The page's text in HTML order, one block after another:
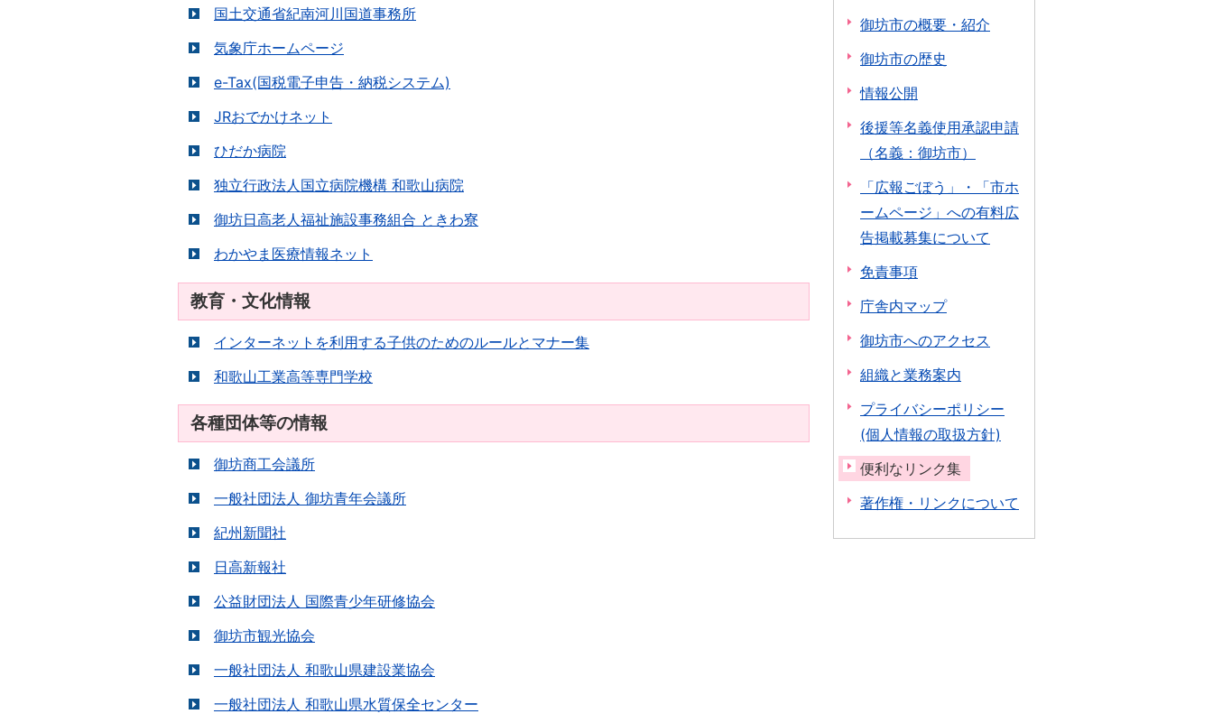
国土交通省紀南河川国道事務所
気象庁ホームページ
e-Tax(国税電子申告・納税システム)
JRおでかけネット
ひだか病院
独立行政法人国立病院機構 和歌山病院
御坊日高老人福祉施設事務組合 ときわ寮
わかやま医療情報ネット
教育・文化情報
インターネットを利用する子供のためのルールとマナー集
和歌山工業高等専門学校
各種団体等の情報
御坊商工会議所
一般社団法人 御坊青年会議所
紀州新聞社
日高新報社
公益財団法人 国際青少年研修協会
御坊市観光協会
一般社団法人 和歌山県建設業協会
一般社団法人 和歌山県水質保全センター
御坊市の概要・紹介
御坊市の歴史
情報公開
後援等名義使用承認申請
（名義：御坊市）
「広報ごぼう」・「市ホ
ームページ」への有料広
告掲載募集について
免責事項
庁舎内マップ
御坊市へのアクセス
組織と業務案内
プライバシーポリシー
(個人情報の取扱方針)
便利なリンク集
著作権・リンクについて